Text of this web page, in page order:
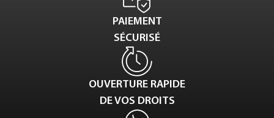
PAIEMENT
SÉCURISÉ
OUVERTURE RAPIDE
DE VOS DROITS